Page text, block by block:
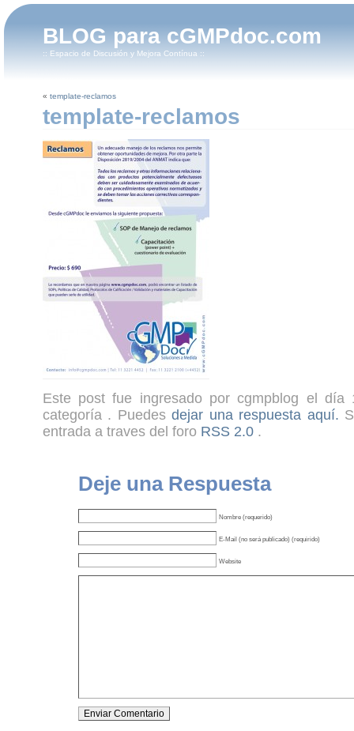
BLOG para cGMPdoc.com
:: Espacio de Discusión y Mejora Contínua ::
« template-reclamos
template-reclamos
Este post fue ingresado por cgmpblog el
categoría . Puedesdejar una respuesta aquí.
entrada a traves del foro RSS 2.0.
Deje una Respuesta
Nombre (requerido)
E-Mail (no será publicado) (requirido)
Website